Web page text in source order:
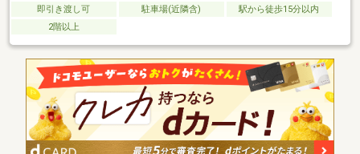
即引き渡し可 駐車場(近隣含)
駅から徒歩15分以内
2階以上